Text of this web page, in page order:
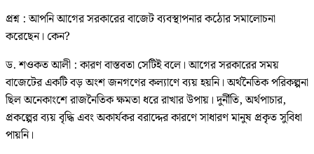
প্রশ্ন : আপনি আগের সরকারের বাজেট ব্যবস্থাপনার কঠোর সমালোচনা
করেছেন। কেন?
ড. শওকত আলী : কারণ বাস্তবতা সেটিই বলে। আগের সরকারের সময়
বাজেটের একটি বড় অংশ জনগণের কল্যাণে ব্যয় হয়নি। অর্থনৈতিক পরিকল্পনা
ছিল অনেকাংশে রাজনৈতিক ক্ষমতা ধরে রাখার উপায়। দুর্নীতি, অর্থপাচার,
প্রকল্পের ব্যয় বৃদ্ধি এবং অকার্যকর বরাদ্দের কারণে সাধারণ মানুষ প্রকৃত সুবিধা
পায়নি।